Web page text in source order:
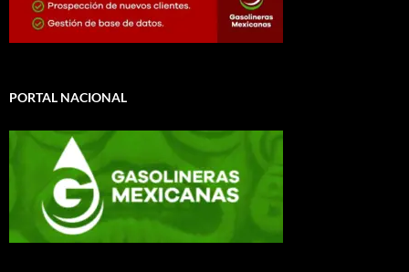
PORTAL NACIONAL